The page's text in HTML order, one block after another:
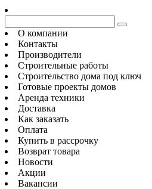
О компании
Контакты
Производители
Строительные работы
Строительство дома под ключ
Готовые проекты домов
Аренда техники
Доставка
Как заказать
Оплата
Купить в рассрочку
Возврат товара
Новости
Акции
Вакансии